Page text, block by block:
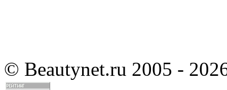
© Beautynet.ru 2005 -